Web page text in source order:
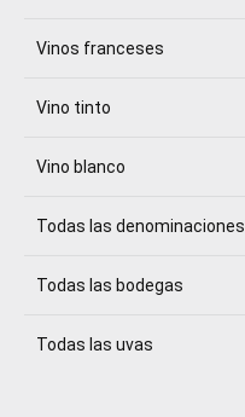
Vinos franceses
Vino tinto
Vino blanco
Todas las denominaciones
Todas las bodegas
Todas las uvas